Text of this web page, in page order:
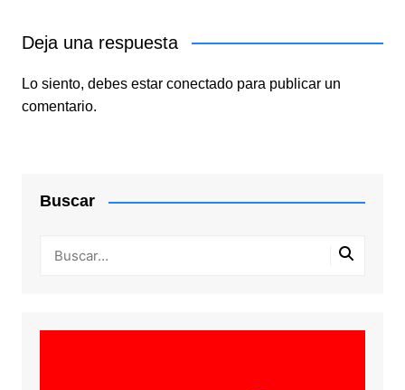
Deja una respuesta
Lo siento, debes estar conectadopara publicar un
comentario.
Buscar